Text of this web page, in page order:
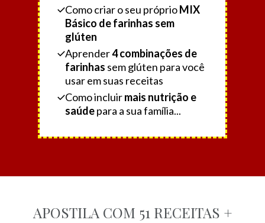
Como criar o seu próprioMIX
Básico de farinhas sem
glúten
Aprender4 combinações de
farinhas sem glúten para você
usar em suas receitas
Como incluirmais nutrição e
saúdepara a sua família...
APOSTILA COM 51 RECEITAS +